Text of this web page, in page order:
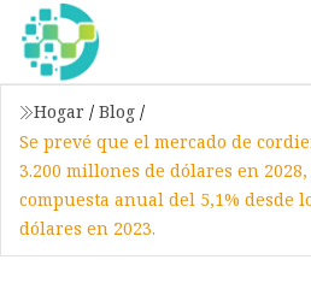
Hogar / Blog /
Se prevé que el mercado de
3.200 millones de dólares en
compuesta anual del 5,1% desde
dólares en 2023.